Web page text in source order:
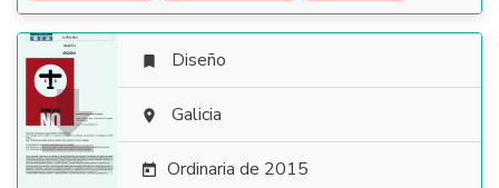

 Diseño
 Galicia
 Ordinaria de 2015